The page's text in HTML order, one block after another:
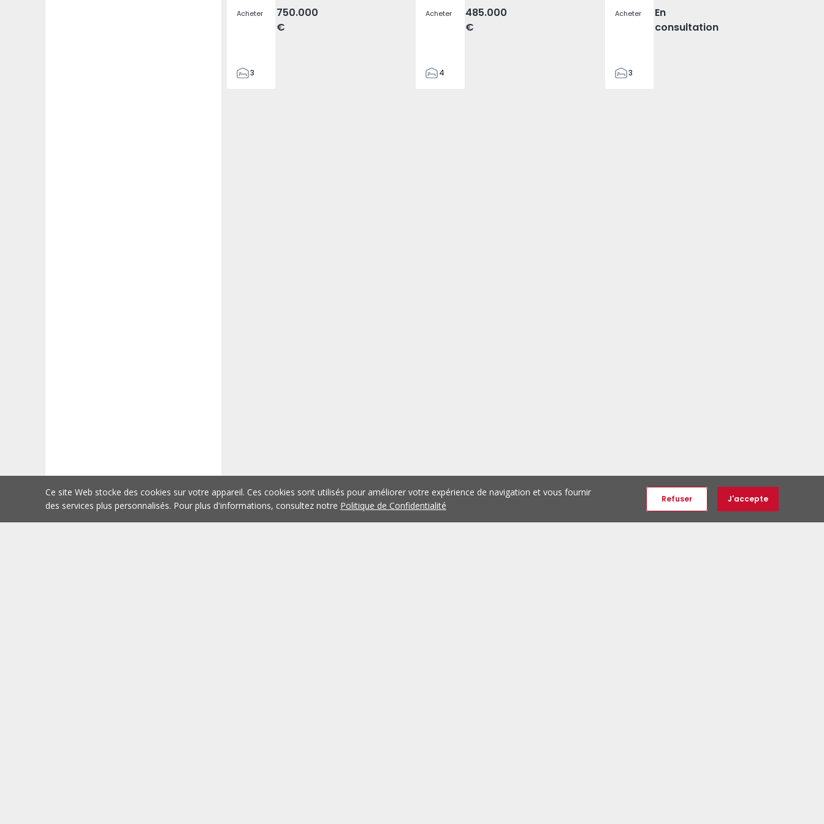
Acheter
750.000
€
3
Acheter
485.000
€
4
Acheter
En
consultation
3
Ce site Web stocke des cookies sur votre appareil. Ces cookies sont utilisés pour améliorer votre expérience de navigation et vous fournir
des services plus personnalisés. Pour plus d'informations, consultez notre Politique de Confidentialité
Refuser J'accepte